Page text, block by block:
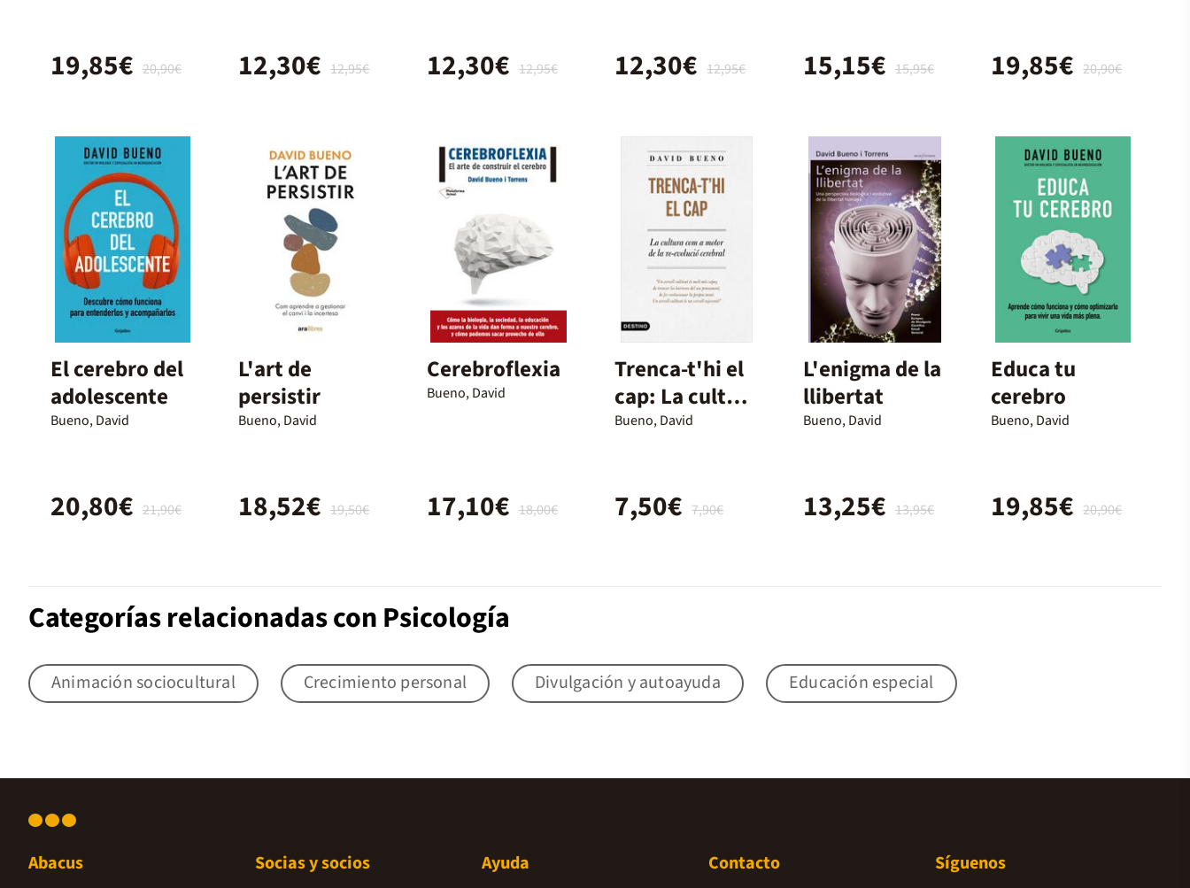
20,90€
19,85€ 12,95€
12,30€ 12,95€
12,30€ 12,95€
12,30€ 15,95€
15,15€ 20,90€
19,85€
El cerebro del
adolescente
Bueno, David
21,90€
20,80€
L'art de
persistir
Bueno, David
19,50€
18,52€
Cerebroflexia
Bueno, David
18,00€
17,10€
Trenca-t'hi el
cap: La cultura
com a motor
cerebral
Bueno, David
7,90€
7,50€
L'enigma de la
llibertat
Bueno, David
13,95€
13,25€
Educa tu
cerebro
Bueno, David
20,90€
19,85€
Categorías relacionadas con Psicología
Animación sociocultural Crecimiento personal Divulgación y autoayuda Educación especial
Abacus Socias y socios Ayuda Contacto Síguenos